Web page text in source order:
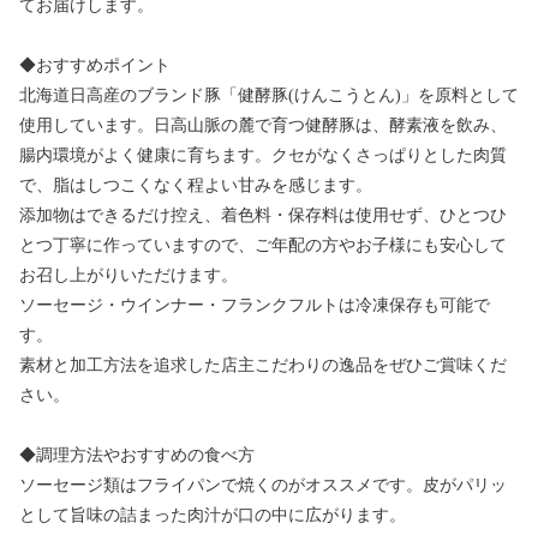
てお届けします。
◆おすすめポイント
北海道日高産のブランド豚「健酵豚(けんこうとん)」を原料として
使用しています。日高山脈の麓で育つ健酵豚は、酵素液を飲み、
腸内環境がよく健康に育ちます。クセがなくさっぱりとした肉質
で、脂はしつこくなく程よい甘みを感じます。
添加物はできるだけ控え、着色料・保存料は使用せず、ひとつひ
とつ丁寧に作っていますので、ご年配の方やお子様にも安心して
お召し上がりいただけます。
ソーセージ・ウインナー・フランクフルトは冷凍保存も可能で
す。
素材と加工方法を追求した店主こだわりの逸品をぜひご賞味くだ
さい。
◆調理方法やおすすめの食べ方
ソーセージ類はフライパンで焼くのがオススメです。皮がパリッ
として旨味の詰まった肉汁が口の中に広がります。